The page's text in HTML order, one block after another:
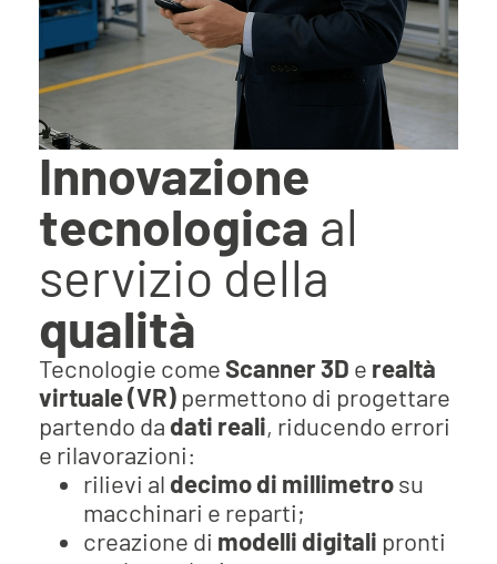
Innovazione
tecnologica al
servizio della
qualità
Tecnologie comeScanner 3D e realtà
virtuale (VR) permettono di progettare
partendo da dati reali, riducendo errori
e rilavorazioni:
rilievi al decimo di millimetrosu
macchinari e reparti;
creazione di modelli digitali pronti